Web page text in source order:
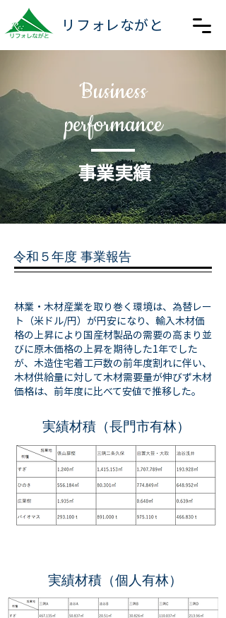
リフォレながと
Business
performance
事業実績
令和５年度 事業報告
林業・木材産業を取り巻く環境は、為替レー
ト（米ドル/円）が円安になり、輸入木材価
格の上昇により国産材製品の需要の高まり並
びに原木価格の上昇を期待した1年でした
が、木造住宅着工戸数の前年度割れに伴い、
木材供給量に対して木材需要量が伸びず木材
価格は、前年度に比べて安値で推移した。
実績材積（長門市有林）
実績材積（個人有林）